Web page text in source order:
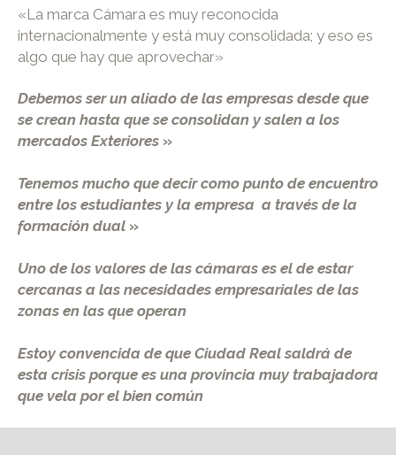
«La marca Cámara es muy reconocida
internacionalmente y está muy consolidada; y eso es
algo que hay que aprovechar»
Debemos ser un aliado de las empresas desde que
se crean hasta que se consolidan y salen a los
mercados Exteriores »
Tenemos mucho que decir como punto de encuentro
entre los estudiantes y la empresa a través de la
formación dual »
Uno de los valores de las cámaras es el de estar
cercanas a las necesidades empresariales de las
zonas en las que operan
Estoy convencida de que Ciudad Real saldrá de
esta crisis porque es una provincia muy trabajadora
que vela por el bien común